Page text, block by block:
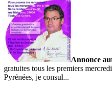
Annonce
gratuites tous les premiers
Pyrénées, je consul...